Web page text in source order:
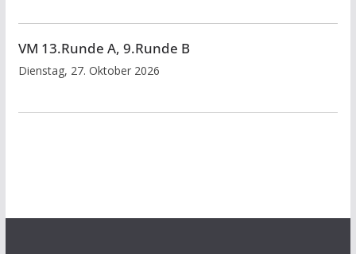
VM 13.Runde A, 9.Runde B
Dienstag, 27. Oktober 2026